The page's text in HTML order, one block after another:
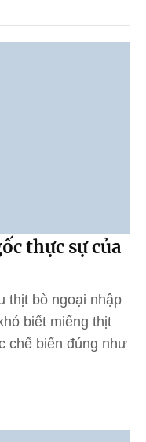
thực sự của
thịt bò ngoại nhập
biết miếng thịt
chế biến đúng như